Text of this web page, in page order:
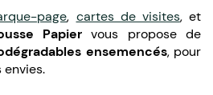
page, cartes de visites, et
Papier vous propose de
ensemencés, pour
envies.